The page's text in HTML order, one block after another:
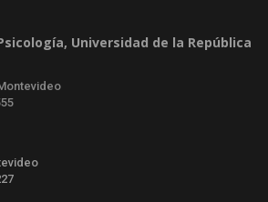
Universidad de la República